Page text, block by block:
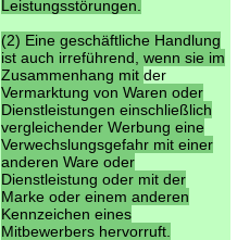
Leistungsstörungen.
(2) Eine geschäftliche Handlung
ist auch irreführend, wenn sie im
Zusammenhang mit der
Vermarktung von Waren oder
Dienstleistungen einschließlich
vergleichender Werbung eine
Verwechslungsgefahr mit einer
anderen Ware oder
Dienstleistung oder mit der
Marke oder einem anderen
Kennzeichen eines
Mitbewerbers hervorruft.